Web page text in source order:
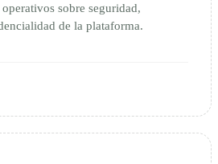
sobre seguridad,
de la plataforma.